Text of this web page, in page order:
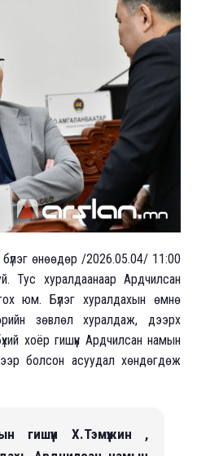
өнөөдөр /2026.05.04/ 11:00
Тус хуралдаанаар Ардчилсан
юм. Бүлэг хуралдахын өмнө
зөвлөл хуралдаж, дээрх
хоёр гишүүн Ардчилсан намын
болсон асуудал хөндөгдөж
гишүүн Х.Тэмүүжин ,